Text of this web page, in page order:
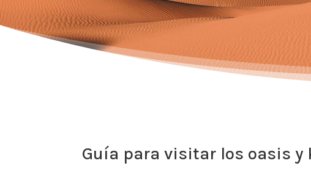
Guía para visitar los oasis y